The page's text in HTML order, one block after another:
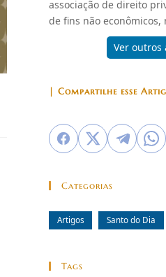
associação de direito
de fins não econômicos,
Ver outros
| Compartilhe esse
Categorias
Artigos Santo do Dia
Tags